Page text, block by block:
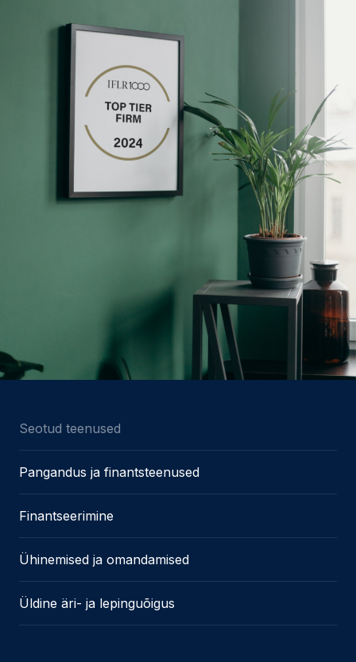
Seotud teenused
Pangandus ja finantsteenused
Finantseerimine
Ühinemised ja omandamised
Üldine äri- ja lepinguõigus